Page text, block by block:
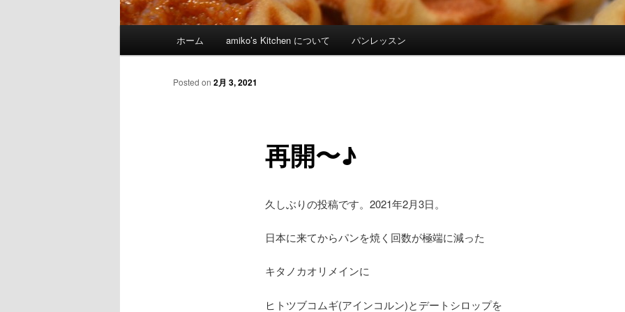
Skip to primary content
Skip to secondary content
ホーム amiko’s Kitchen について パンレッスン
再開〜♪
Posted on 2月 3, 2021
久しぶりの投稿です。2021年2月3日。
日本に来てからパンを焼く回数が極端に減った
キタノカオリメインに
ヒトツブコムギ(アインコルン)とデートシロップを